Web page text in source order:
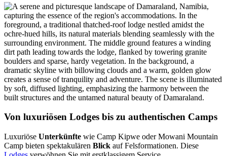
Von luxuriösen Lodges bis zu authentischen Camps
Luxuriöse Unterkünfte wie Camp Kipwe oder Mowani Mountain
Camp bieten spektakulären Blick auf Felsformationen. Diese